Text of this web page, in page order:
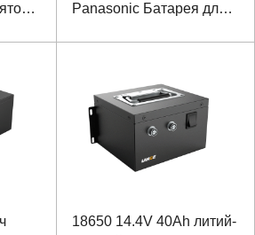
Panasonic Батарея для
18650 14.4V 40Ah литий-